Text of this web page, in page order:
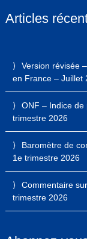
Articles
Version révisée
en France – Juillet
ONF – Indice de
trimestre 2026
Baromètre de
1e trimestre 2026
Commentaire
trimestre 2026